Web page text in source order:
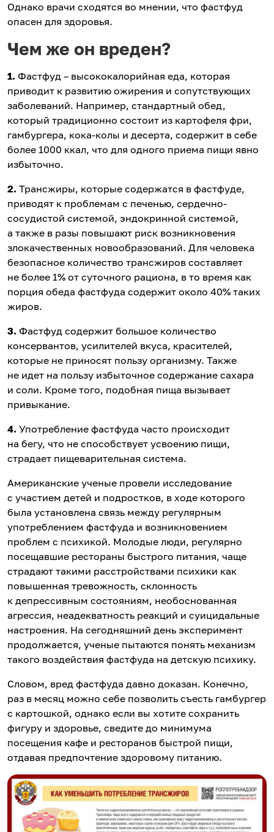
Однако врачи сходятся во мнении, что фастфуд
опасен для здоровья.
Чем же он вреден?
1. Фастфуд – высококалорийная еда, которая
приводит к развитию ожирения и сопутствующих
заболеваний. Например, стандартный обед,
который традиционно состоит из картофеля фри,
гамбургера, кока-колы и десерта, содержит в себе
более 1000 ккал, что для одного приема пищи явно
избыточно.
2. Трансжиры, которые содержатся в фастфуде,
приводят к проблемам с печенью, сердечно-
сосудистой системой, эндокринной системой,
а также в разы повышают риск возникновения
злокачественных новообразований. Для человека
безопасное количество трансжиров составляет
не более 1% от суточного рациона, в то время как
порция обеда фастфуда содержит около 40% таких
жиров.
3. Фастфуд содержит большое количество
консервантов, усилителей вкуса, красителей,
которые не приносят пользу организму. Также
не идет на пользу избыточное содержание сахара
и соли. Кроме того, подобная пища вызывает
привыкание.
4. Употребление фастфуда часто происходит
на бегу, что не способствует усвоению пищи,
страдает пищеварительная система.
Американские ученые провели исследование
с участием детей и подростков, в ходе которого
была установлена связь между регулярным
употреблением фастфуда и возникновением
проблем с психикой. Молодые люди, регулярно
посещавшие рестораны быстрого питания, чаще
страдают такими расстройствами психики как
повышенная тревожность, склонность
к депрессивным состояниям, необоснованная
агрессия, неадекватность реакций и суицидальные
настроения. На сегодняшний день эксперимент
продолжается, ученые пытаются понять механизм
такого воздействия фастфуда на детскую психику.
Словом, вред фастфуда давно доказан. Конечно,
раз в месяц можно себе позволить съесть гамбургер
с картошкой, однако если вы хотите сохранить
фигуру и здоровье, сведите до минимума
посещения кафе и ресторанов быстрой пищи,
отдавая предпочтение здоровому питанию.